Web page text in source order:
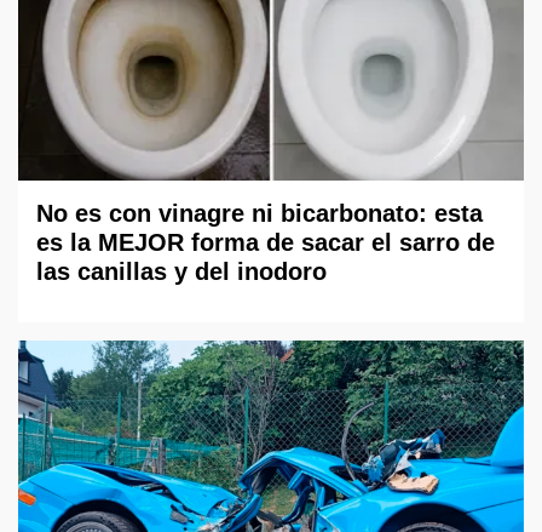
No es con vinagre ni bicarbonato: esta
es la MEJOR forma de sacar el sarro de
las canillas y del inodoro